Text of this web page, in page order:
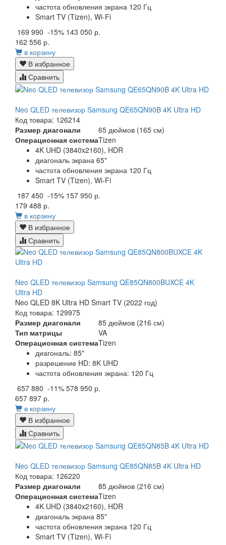
частота обновления экрана 120 Гц
Smart TV (Tizen), Wi-Fi
169 990 -15% 143 050 р.
162 556 р.
в корзину
В избранное
Сравнить
Neo QLED телевизор Samsung QE65QN90B 4K Ultra HD
Код товара: 126214
Размер диагонали
65 дюймов (165 см)
Операционная системаTizen
4K UHD (3840x2160), HDR
диагональ экрана 65"
частота обновления экрана 120 Гц
Smart TV (Tizen), Wi-Fi
187 450 -15% 157 950 р.
179 488 р.
в корзину
В избранное
Сравнить
Neo QLED телевизор Samsung QE85QN800BUXCE 4K
Ultra HD
Neo QLED 8K Ultra HD Smart TV (2022 год)
Код товара: 129975
Размер диагонали
85 дюймов (216 см)
Тип матрицы
VA
Операционная системаTizen
диагональ: 85"
разрешение HD: 8K UHD
частота обновления экрана: 120 Гц
657 880 -11% 578 950 р.
657 897 р.
в корзину
В избранное
Сравнить
Neo QLED телевизор Samsung QE85QN85B 4K Ultra HD
Код товара: 126220
Размер диагонали
85 дюймов (216 см)
Операционная системаTizen
4K UHD (3840x2160), HDR
диагональ экрана 85"
частота обновления экрана 120 Гц
Smart TV (Tizen), Wi-Fi